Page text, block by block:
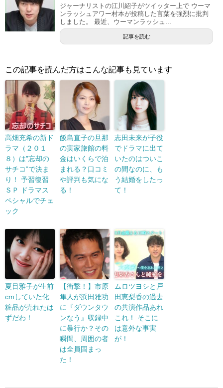
ジャーナリストの江川紹子がツイッター上で ウーマ
ンラッシュアワー村本が投稿した言葉を強烈に批判
しました。 最近、ウーマンラッシュ...
記事を読む
この記事を読んだ方はこんな記事も見ています
高畑充希の新ド
ラマ（２０１
８）は”忘却の
サチコ”で決ま
り！ 予習復習
ＳＰ ドラマス
ペシャルでチェ
ック
飯島直子の旦那
の実家旅館の料
金はいくらで泊
まれる？口コミ
や評判も気にな
る！
志田未来が子役
でドラマに出て
いたのはついこ
の間なのに、も
う結婚をしたっ
て！
夏目雅子が生前
cmしていた化
粧品が売れたは
ずだわ！
【衝撃！】市原
隼人が浜田雅功
に『ダウンタウ
ンなう』収録中
に暴行か？その
瞬間、周囲の者
は全員固まっ
た！
ムロツヨシと戸
田恵梨香の過去
の共演作品あれ
これ！ そこに
は意外な事実
が！